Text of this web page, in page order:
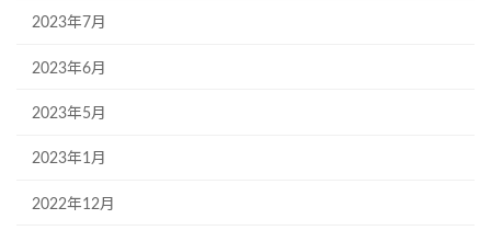
2023年7月
2023年6月
2023年5月
2023年1月
2022年12月